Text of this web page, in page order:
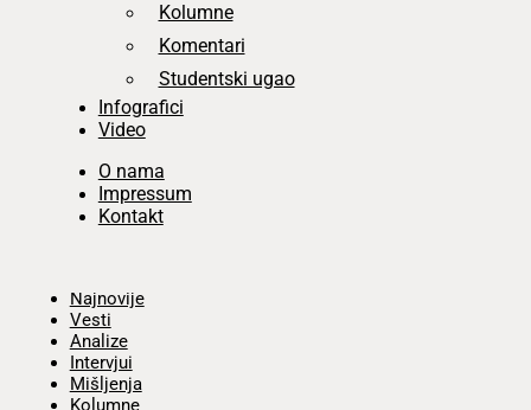
Kolumne
Komentari
Studentski ugao
Infografici
Video
O nama
Impressum
Kontakt
Najnovije
Vesti
Analize
Intervjui
Mišljenja
Kolumne